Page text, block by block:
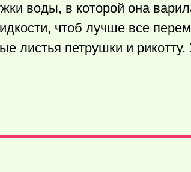
воды, в которой она
чтоб лучше все
листья петрушки и